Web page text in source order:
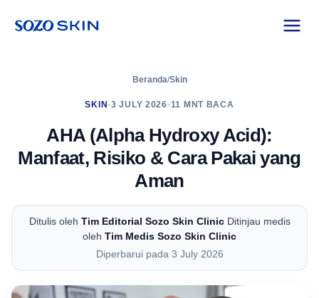
Beranda/Skin
SKIN•3 JULY 2026•11 MNT BACA
AHA (Alpha Hydroxy Acid):
Manfaat, Risiko & Cara Pakai yang
Aman
Ditulis oleh Tim Editorial Sozo Skin Clinic Ditinjau medis
oleh Tim Medis Sozo Skin Clinic
Diperbarui pada 3 July 2026